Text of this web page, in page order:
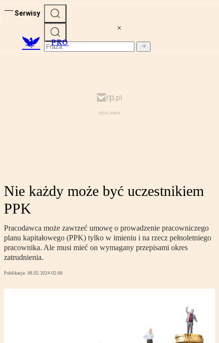
Serwisy
PRO
Nie każdy może być uczestnikiem
PPK
Pracodawca może zawrzeć umowę o prowadzenie pracowniczego
planu kapitałowego (PPK) tylko w imieniu i na rzecz pełnoletniego
pracownika. Ale musi mieć on wymagany przepisami okres
zatrudnienia.
Publikacja: 08.02.2024 02:00